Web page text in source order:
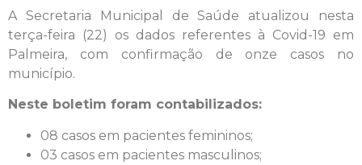
A Secretaria Municipal de Saúde atualizou nesta
terça-feira (22) os dados referentes à Covid-19 em
Palmeira, com confirmação de onze casos no
município.
Neste boletim foram contabilizados:
08 casos em pacientes femininos;
03 casos em pacientes masculinos;